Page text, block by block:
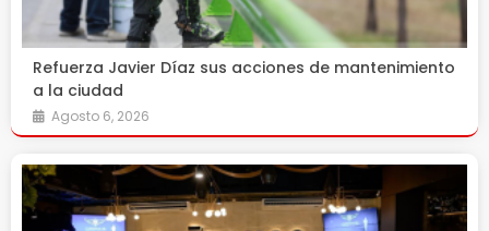
Refuerza Javier Díaz sus acciones de mantenimiento
a la ciudad
Agosto 6, 2026